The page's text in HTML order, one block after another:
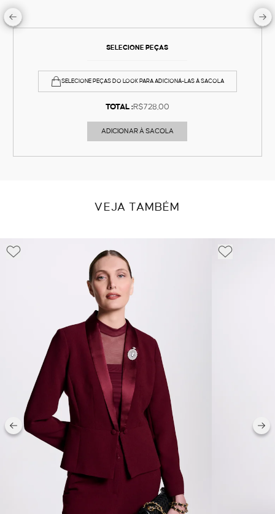
SELECIONE PEÇAS
SELECIONE PEÇAS DO LOOK PARA ADICIONÁ-LAS À SACOLA
TOTAL :R$728,00
ADICIONAR À SACOLA
VEJA TAMBÉM